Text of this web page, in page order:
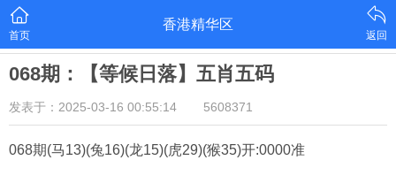
首页
香港精华区
返回
068期：【等候日落】五肖五码
发表于：2025-03-16 00:55:14 5608371
068期(马13)(兔16)(龙15)(虎29)(猴35)开:0000准